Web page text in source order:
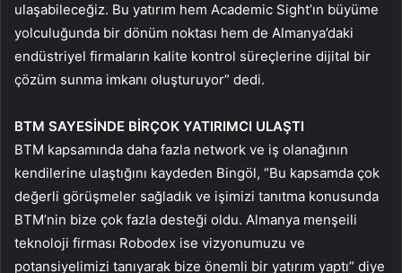
ulaşabileceğiz. Bu yatırım hem Academic Sight’ın büyüme
yolculuğunda bir dönüm noktası hem de Almanya’daki
endüstriyel firmaların kalite kontrol süreçlerine dijital bir
çözüm sunma imkanı oluşturuyor” dedi.
BTM SAYESİNDE BİRÇOK YATIRIMCI ULAŞTI
BTM kapsamında daha fazla network ve iş olanağının
kendilerine ulaştığını kaydeden Bingöl, “Bu kapsamda çok
değerli görüşmeler sağladık ve işimizi tanıtma konusunda
BTM’nin bize çok fazla desteği oldu. Almanya menşeili
teknoloji firması Robodex ise vizyonumuzu ve
potansiyelimizi tanıyarak bize önemli bir yatırım yaptı” diye